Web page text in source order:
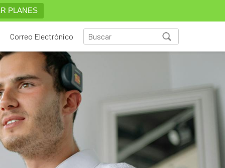
PLANES
Correo Electrónico